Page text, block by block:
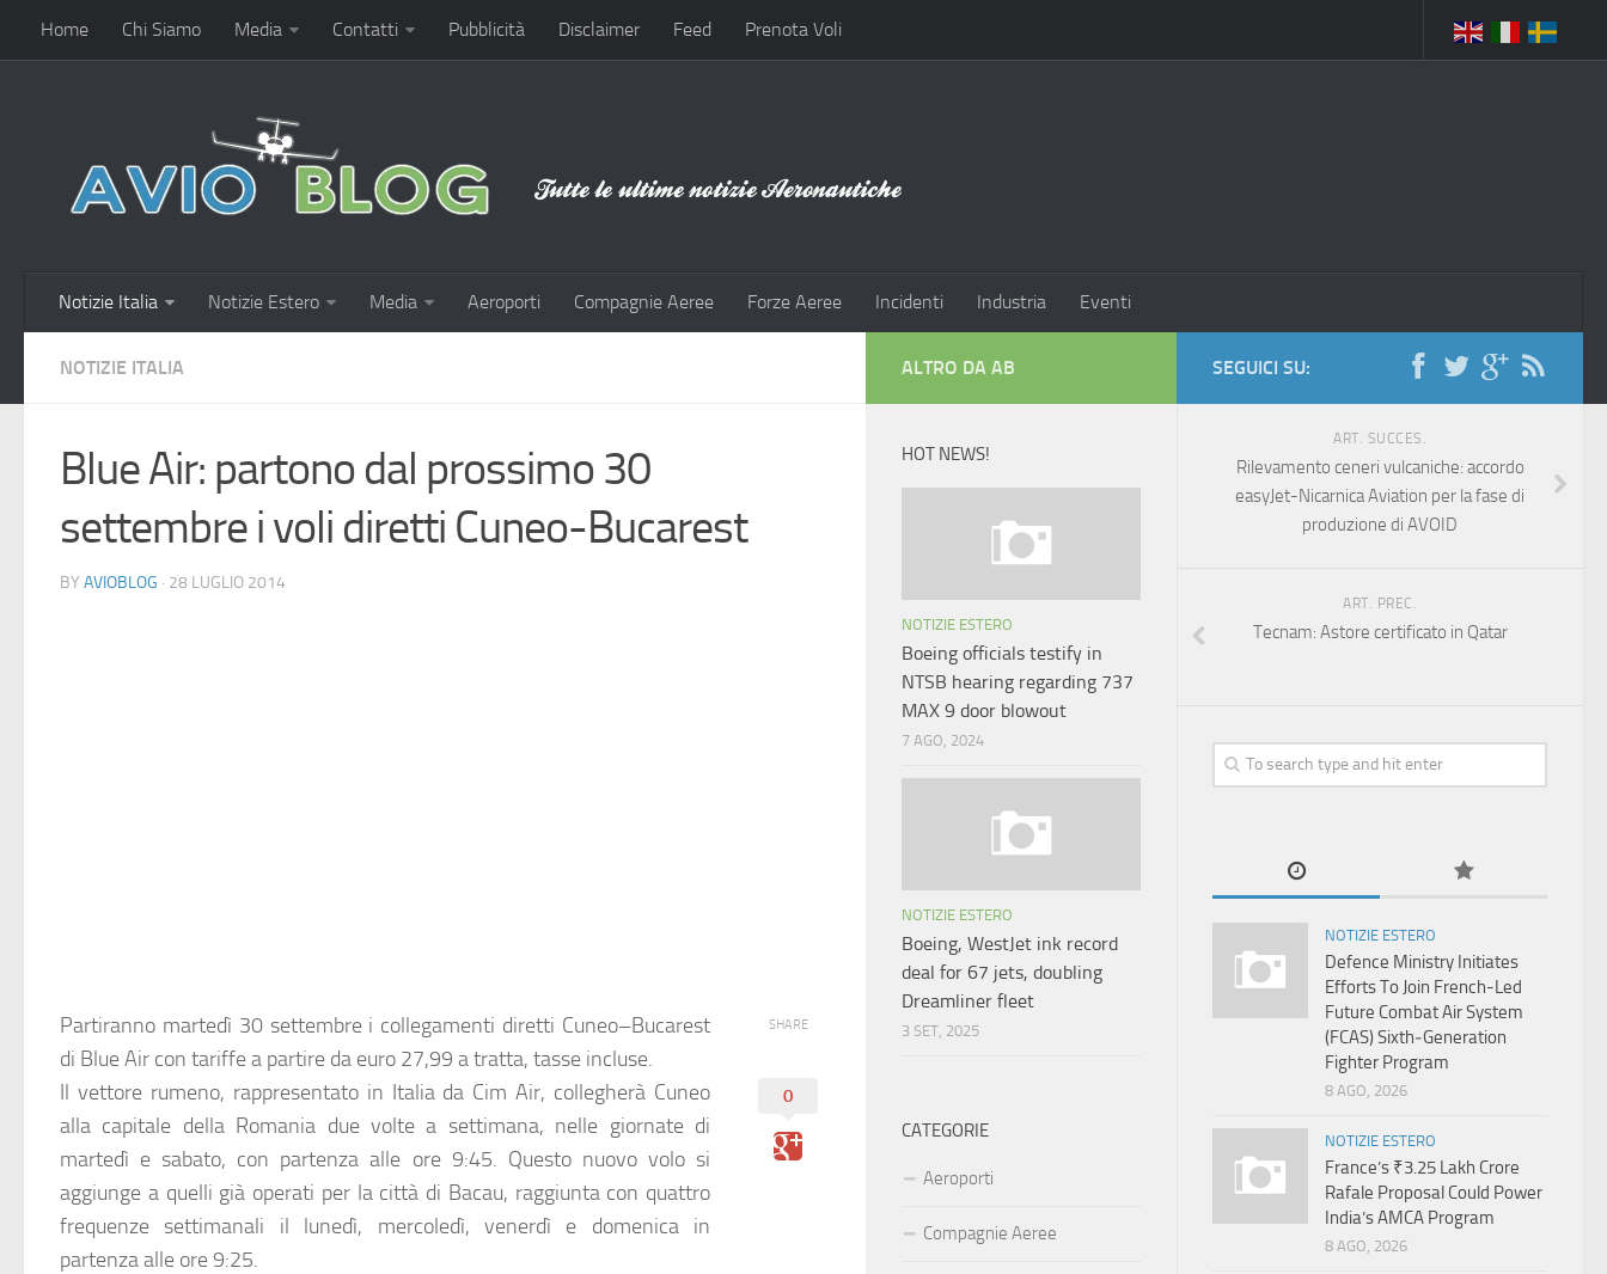
Home Chi Siamo Media Contatti Pubblicità Disclaimer Feed Prenota Voli
Notizie Italia Notizie Estero Media Aeroporti Compagnie Aeree Forze Aeree Incidenti Industria Eventi
NOTIZIE ITALIA
Blue Air: partono dal prossimo 30
settembre i voli diretti Cuneo-Bucarest
BY AVIOBLOG · 28 LUGLIO 2014
Partiranno martedì 30 settembre i collegamenti diretti Cuneo–Bucarest
di Blue Air con tariffe a partire da euro 27,99 a tratta, tasse incluse.
Il vettore rumeno, rappresentato in Italia da Cim Air, collegherà Cuneo
alla capitale della Romania due volte a settimana, nelle giornate di
martedì e sabato, con partenza alle ore 9:45. Questo nuovo volo si
aggiunge a quelli già operati per la città di Bacau, raggiunta con quattro
frequenze settimanali il lunedì, mercoledì, venerdì e domenica in
partenza alle ore 9:25.
SHARE
0
SEGUICI SU:
ART. SUCCES.
Rilevamento ceneri vulcaniche: accordo
easyJet-Nicarnica Aviation per la fase di
produzione di AVOID
ART. PREC.
Tecnam: Astore certificato in Qatar
NOTIZIE ESTERO
Defence Ministry Initiates
Efforts To Join French-Led
Future Combat Air System
(FCAS) Sixth‑Generation
Fighter Program
8 AGO, 2026
NOTIZIE ESTERO
France’s ₹3.25 Lakh Crore
Rafale Proposal Could Power
India’s AMCA Program
8 AGO, 2026
ALTRO DA AB
HOT NEWS!
NOTIZIE ESTERO
Boeing officials testify in
NTSB hearing regarding 737
MAX 9 door blowout
7 AGO, 2024
NOTIZIE ESTERO
Boeing, WestJet ink record
deal for 67 jets, doubling
Dreamliner fleet
3 SET, 2025
CATEGORIE
Aeroporti
Compagnie Aeree